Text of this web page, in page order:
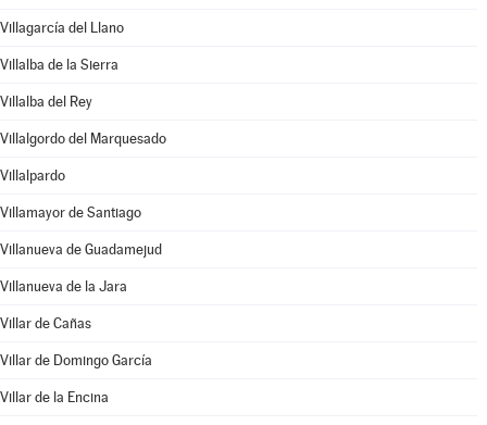
Villagarcía del Llano
Villalba de la Sierra
Villalba del Rey
Villalgordo del Marquesado
Villalpardo
Villamayor de Santiago
Villanueva de Guadamejud
Villanueva de la Jara
Villar de Cañas
Villar de Domingo García
Villar de la Encina